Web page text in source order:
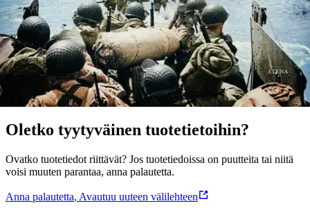
Näytä lisää tuotekuvausta
Ominaisuudet
Oletko tyytyväinen tuotetietoihin?
Ovatko tuotetiedot riittävät? Jos tuotetiedoissa on puutteita tai niitä
voisi muuten parantaa, anna palautetta.
Anna palautetta, Avautuu uuteen välilehteen